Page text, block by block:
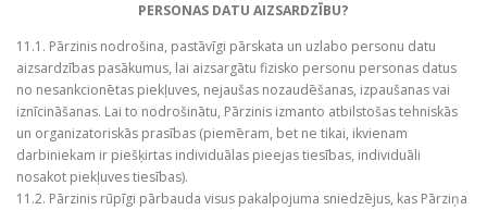
PERSONAS DATU AIZSARDZĪBU?
11.1. Pārzinis nodrošina, pastāvīgi pārskata un uzlabo personu datu
aizsardzības pasākumus, lai aizsargātu fizisko personu personas datus
no nesankcionētas piekļuves, nejaušas nozaudēšanas, izpaušanas vai
iznīcināšanas. Lai to nodrošinātu, Pārzinis izmanto atbilstošas tehniskās
un organizatoriskās prasības (piemēram, bet ne tikai, ikvienam
darbiniekam ir piešķirtas individuālas pieejas tiesības, individuāli
nosakot piekļuves tiesības).
11.2. Pārzinis rūpīgi pārbauda visus pakalpojuma sniedzējus, kas Pārziņa